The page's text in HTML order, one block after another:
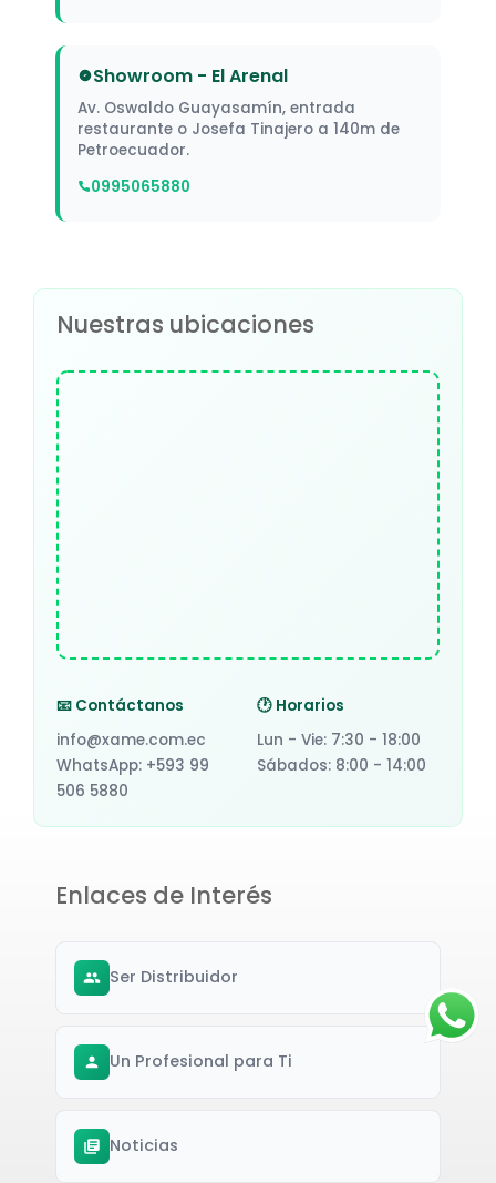
Showroom - El Arenal
Av. Oswaldo Guayasamín, entrada
restaurante o Josefa Tinajero a 140m de
Petroecuador.
0995065880
Nuestras ubicaciones
📧 Contáctanos
info@xame.com.ec
WhatsApp: +593 99
506 5880
🕐 Horarios
Lun - Vie: 7:30 - 18:00
Sábados: 8:00 - 14:00
Enlaces de Interés
Ser Distribuidor
Un Profesional para Ti
Noticias